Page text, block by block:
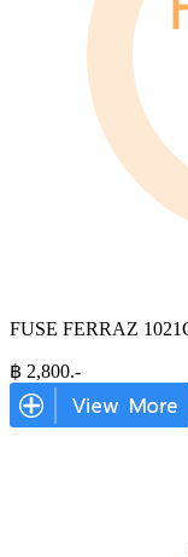
FUSE FERRAZ
฿ 2,800.-